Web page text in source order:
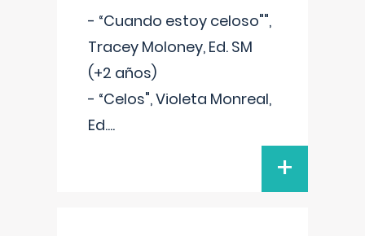
- “Cuando estoy celoso"",
Tracey Moloney, Ed. SM
(+2 años)
- “Celos", Violeta Monreal,
Ed....
+